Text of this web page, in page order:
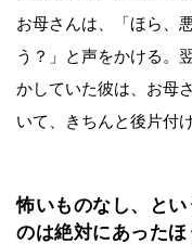
お母さんは、「ほら、
う？」と声をかける。
かしていた彼は、お母
いて、きちんと後片付
怖いものなし、と
のは絶対にあったほ